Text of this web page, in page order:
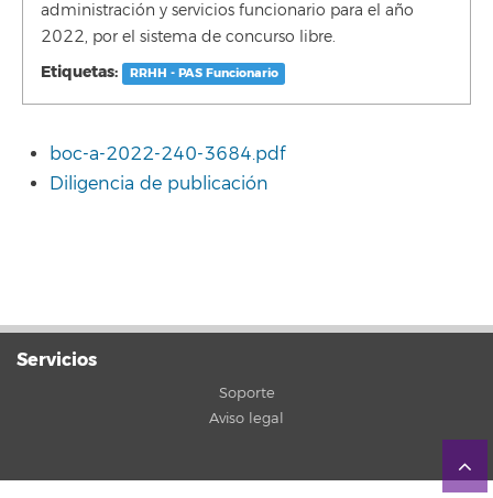
administración y servicios funcionario para el año
2022, por el sistema de concurso libre.
Etiquetas: RRHH - PAS Funcionario
boc-a-2022-240-3684.pdf
Diligencia de publicación
Servicios
Soporte
Aviso legal